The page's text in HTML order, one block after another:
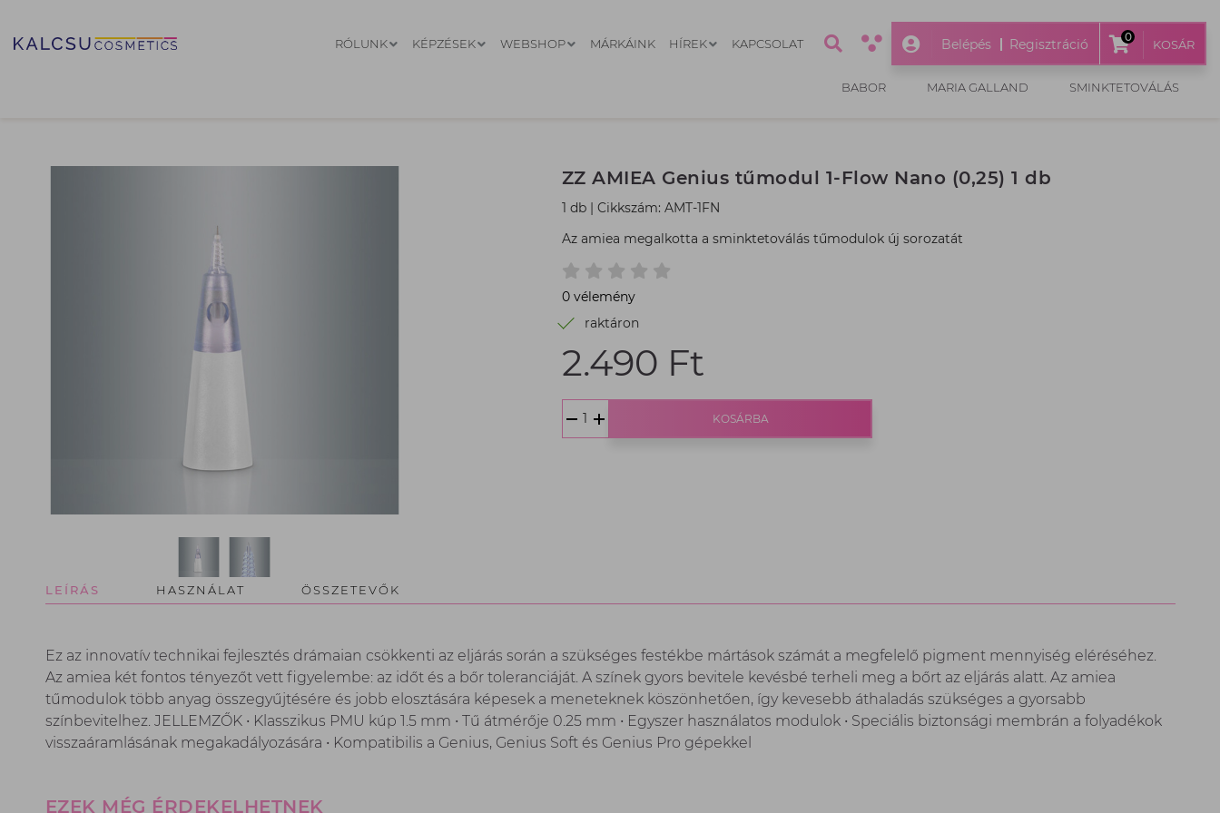
RÓLUNK KÉPZÉSEK WEBSHOP MÁRKÁINK HÍREK KAPCSOLAT Belépés Regisztráció 0
KOSÁR
BABOR MARIA GALLAND SMINKTETOVÁLÁS
ZZ AMIEA Genius tűmodul 1-Flow Nano (0,25) 1 db
1 db
Cikkszám: AMT-1FN
Az amiea megalkotta a sminktetoválás tűmodulok új sorozatát
0 vélemény
raktáron
Termék
ár:
db
2.490 Ft
KOSÁRBA
LEÍRÁS HASZNÁLAT ÖSSZETEVŐK
Ez az innovatív technikai fejlesztés drámaian csökkenti az eljárás során a szükséges festékbe mártások számát a megfelelő pigment mennyiség eléréséhez.
Az amiea két fontos tényezőt vett figyelembe: az időt és a bőr toleranciáját. A színek gyors bevitele kevésbé terheli meg a bőrt az eljárás alatt. Az amiea
tűmodulok több anyag összegyűjtésére és jobb elosztására képesek a meneteknek köszönhetően, így kevesebb áthaladás szükséges a gyorsabb
színbevitelhez. JELLEMZŐK • Klasszikus PMU kúp 1.5 mm • Tű átmérője 0.25 mm • Egyszer használatos modulok • Speciális biztonsági membrán a folyadékok
visszaáramlásának megakadályozására • Kompatibilis a Genius, Genius Soft és Genius Pro gépekkel
EZEK MÉG ÉRDEKELHETNEK